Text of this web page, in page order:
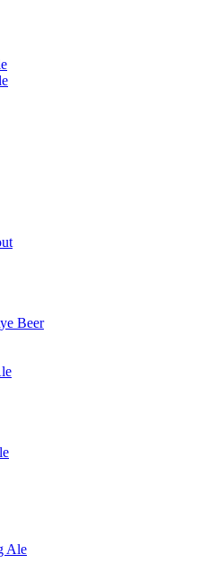
Beer
Ale